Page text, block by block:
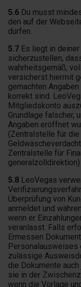
5.6 Du musst
den auf der
dürfen.
5.7 Es liegt in
sicherzustellen,
wahrheitsgemäß,
versicherst hiermit
gemachten
korrekt sind.
Mitgliedskonto
Grundlage falscher,
Angaben eröffnet
(Zentralstelle für die
Zentralstelle für
generalzolldirektion)
5.8 LeoVegas
Überprüfung von
anmeldet und
wenn er
veranlasst. Falls
Ermessen
Personalausweises
zulässige
die Dokumente
sie in der
wenn die Vorlage